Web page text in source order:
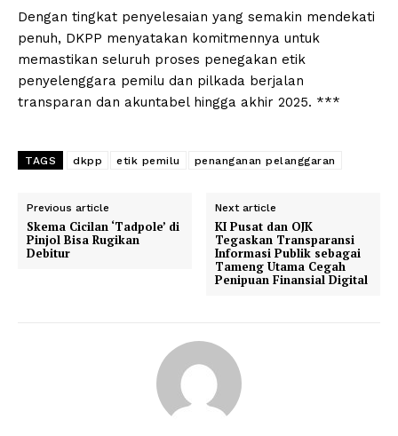
Dengan tingkat penyelesaian yang semakin mendekati
penuh, DKPP menyatakan komitmennya untuk
memastikan seluruh proses penegakan etik
penyelenggara pemilu dan pilkada berjalan
transparan dan akuntabel hingga akhir 2025. ***
TAGS dkpp etik pemilu penanganan pelanggaran
Previous article
Skema Cicilan ‘Tadpole’ di
Pinjol Bisa Rugikan
Debitur
Next article
KI Pusat dan OJK
Tegaskan Transparansi
Informasi Publik sebagai
Tameng Utama Cegah
Penipuan Finansial Digital